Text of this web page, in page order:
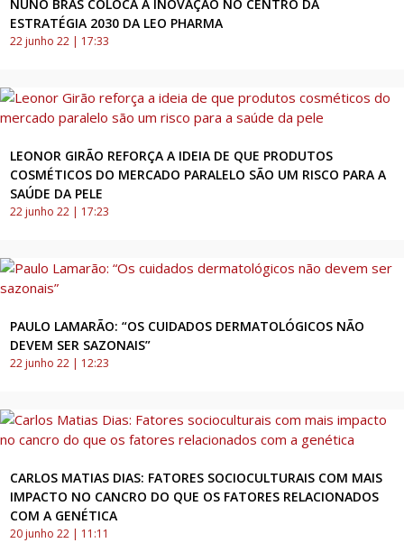
NUNO BRÁS COLOCA A INOVAÇÃO NO CENTRO DA
ESTRATÉGIA 2030 DA LEO PHARMA
22 junho 22 | 17:33
LEONOR GIRÃO REFORÇA A IDEIA DE QUE PRODUTOS
COSMÉTICOS DO MERCADO PARALELO SÃO UM RISCO PARA A
SAÚDE DA PELE
22 junho 22 | 17:23
PAULO LAMARÃO: “OS CUIDADOS DERMATOLÓGICOS NÃO
DEVEM SER SAZONAIS”
22 junho 22 | 12:23
CARLOS MATIAS DIAS: FATORES SOCIOCULTURAIS COM MAIS
IMPACTO NO CANCRO DO QUE OS FATORES RELACIONADOS
COM A GENÉTICA
20 junho 22 | 11:11